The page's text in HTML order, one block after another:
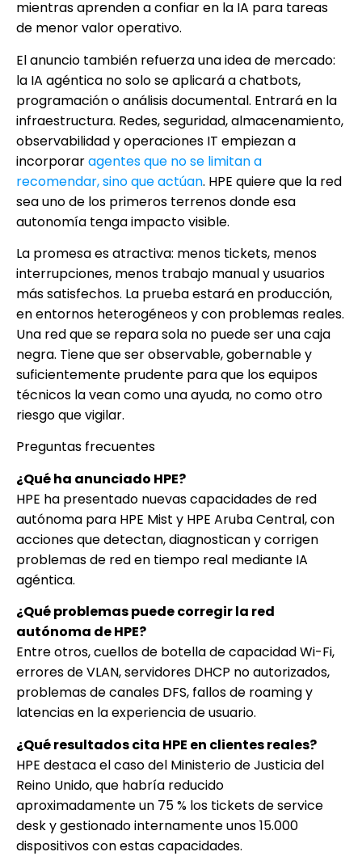
mientras aprenden a confiar en la IA para tareas
de menor valor operativo.
El anuncio también refuerza una idea de mercado:
la IA agéntica no solo se aplicará a chatbots,
programación o análisis documental. Entrará en la
infraestructura. Redes, seguridad, almacenamiento,
observabilidad y operaciones IT empiezan a
incorporaragentes que no se limitan a
recomendar, sino que actúan. HPE quiere que la red
sea uno de los primeros terrenos donde esa
autonomía tenga impacto visible.
La promesa es atractiva: menos tickets, menos
interrupciones, menos trabajo manual y usuarios
más satisfechos. La prueba estará en producción,
en entornos heterogéneos y con problemas reales.
Una red que se repara sola no puede ser una caja
negra. Tiene que ser observable, gobernable y
suficientemente prudente para que los equipos
técnicos la vean como una ayuda, no como otro
riesgo que vigilar.
Preguntas frecuentes
¿Qué ha anunciado HPE?
HPE ha presentado nuevas capacidades de red
autónoma para HPE Mist y HPE Aruba Central, con
acciones que detectan, diagnostican y corrigen
problemas de red en tiempo real mediante IA
agéntica.
¿Qué problemas puede corregir la red
autónoma de HPE?
Entre otros, cuellos de botella de capacidad Wi-Fi,
errores de VLAN, servidores DHCP no autorizados,
problemas de canales DFS, fallos de roaming y
latencias en la experiencia de usuario.
¿Qué resultados cita HPE en clientes reales?
HPE destaca el caso del Ministerio de Justicia del
Reino Unido, que habría reducido
aproximadamente un 75 % los tickets de service
desk y gestionado internamente unos 15.000
dispositivos con estas capacidades.